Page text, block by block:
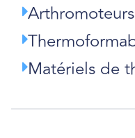
Arthromoteurs
Matériels de